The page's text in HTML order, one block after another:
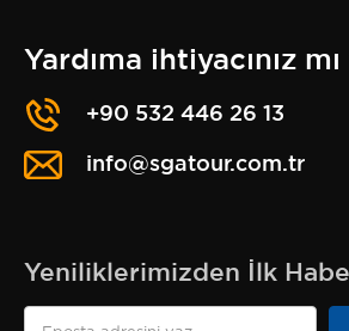
Yardıma ihtiyacınız
+90 532 446 26 13
info@sgatour.com.tr
Yeniliklerimizden İlk